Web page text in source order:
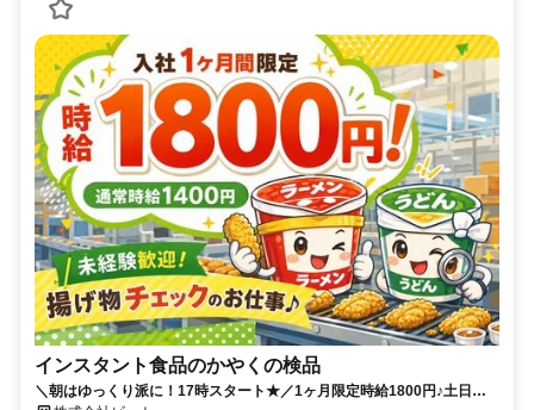
インスタント食品のかやくの検品
＼朝はゆっくり派に！17時スタート★／1ヶ月限定時給1800円♪土日祝